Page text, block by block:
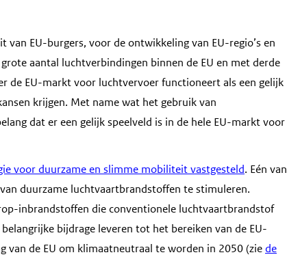
EU-burgers, voor de ontwikkeling van EU-regio’s en
aantal luchtverbindingen binnen de EU en met derde
de EU-markt voor luchtvervoer functioneert als een gelijk
krijgen. Met name wat het gebruik van
dat er een gelijk speelveld is in de hele EU-markt voor
voor duurzame en slimme mobiliteit vastgesteld. Eén van
duurzame luchtvaartbrandstoffen te stimuleren.
inbrandstoffen die conventionele luchtvaartbrandstof
bijdrage leveren tot het bereiken van de EU-
de EU om klimaatneutraal te worden in 2050 (ziede